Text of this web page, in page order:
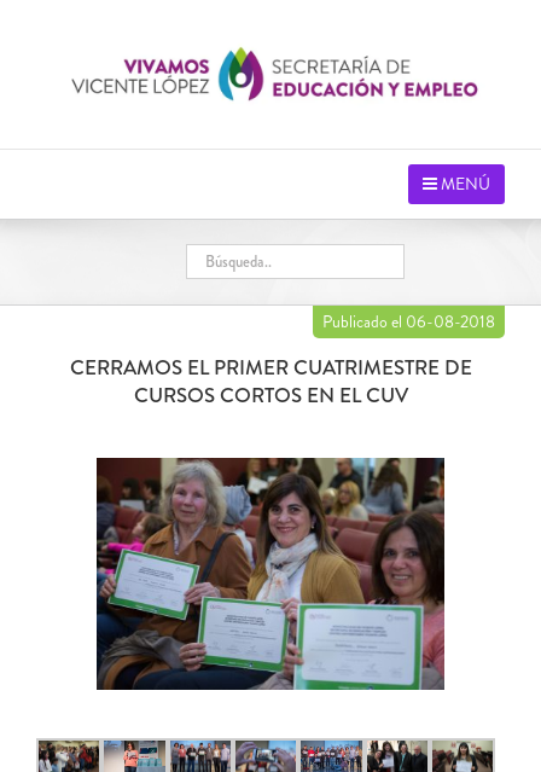
MENÚ
Publicado el 06-08-2018
CERRAMOS EL PRIMER CUATRIMESTRE DE
CURSOS CORTOS EN EL CUV